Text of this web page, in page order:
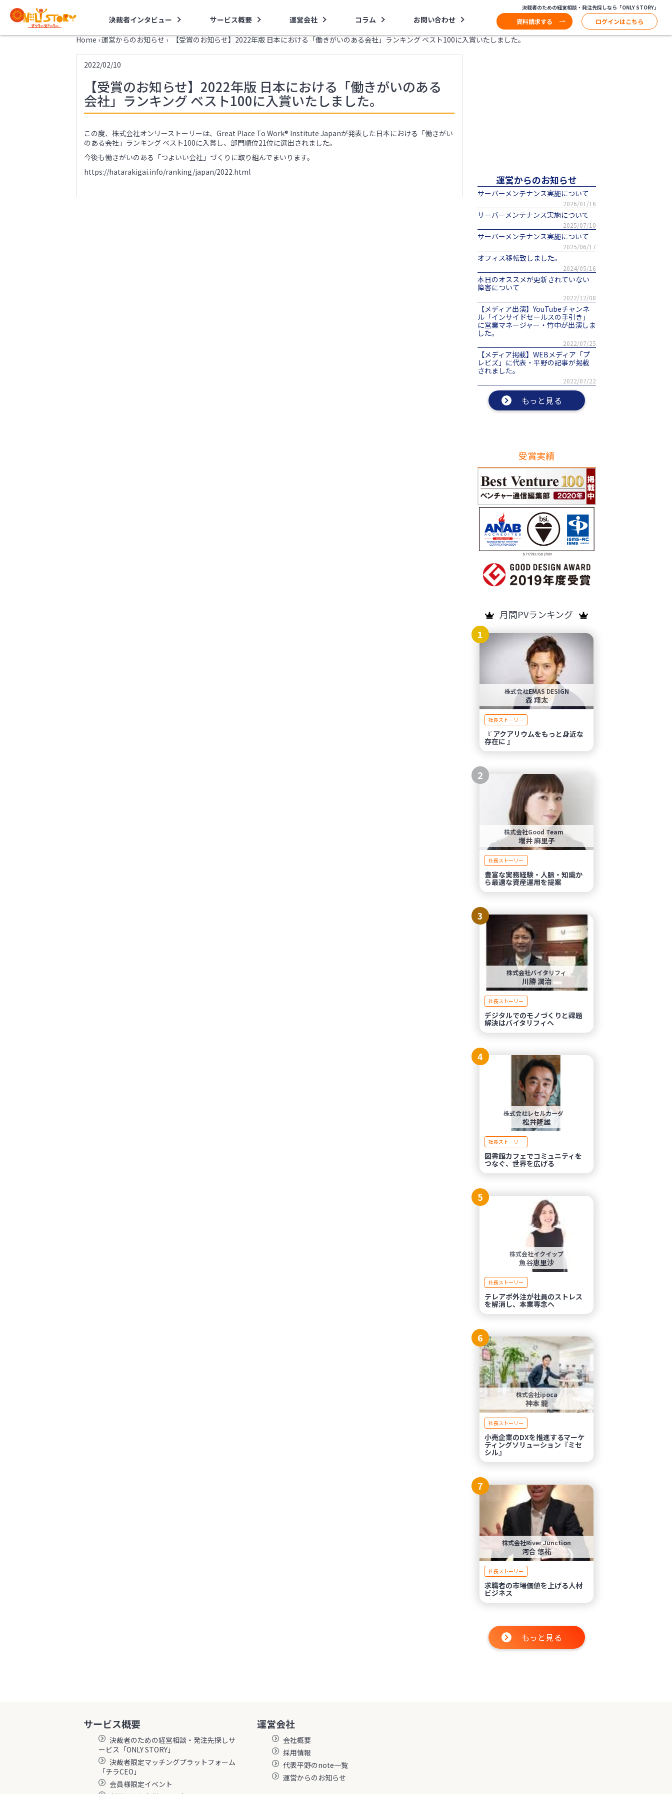
決裁者インタビュー サービス概要 運営会社 コラム お問い合わせ
決裁者のための経営相談・発注先探しなら「ONLY STORY」
資料請求する ログインはこちら
Home ›運営からのお知らせ › 【受賞のお知らせ】2022年版 日本における「働きがいのある会社」ランキング ベスト100に入賞いたしました。
2022/02/10
【受賞のお知らせ】2022年版 日本における「働きがいのある
会社」ランキング ベスト100に入賞いたしました。
この度、株式会社オンリーストーリーは、Great Place To Work® Institute Japanが発表した日本における「働きがい
のある会社」ランキング ベスト100に入賞し、部門順位21位に選出されました。
今後も働きがいのある「つよいい会社」づくりに取り組んでまいります。
https://hatarakigai.info/ranking/japan/2022.html
運営からのお知らせ
サーバーメンテナンス実施について
2026/01/16
サーバーメンテナンス実施について
2025/07/10
サーバーメンテナンス実施について
2025/06/17
オフィス移転致しました。
2024/05/16
本日のオススメが更新されていない
障害について
2022/12/08
【メディア出演】YouTubeチャンネ
ル「インサイドセールスの手引き」
に営業マネージャー・竹中が出演しま
した。
2022/07/25
【メディア掲載】WEBメディア「プ
レビズ」に代表・平野の記事が掲載
されました。
2022/07/22
もっと見る
受賞実績
月間PVランキング
1
株式会社EMAS DESIGN
森 翔太
社長ストーリー
『 アクアリウムをもっと身近な
存在に 』
2
株式会社Good Team
増井 麻里子
社長ストーリー
豊富な実務経験・人脈・知識か
ら最適な資産運用を提案
3
株式会社バイタリフィ
川勝 潤治
社長ストーリー
デジタルでのモノづくりと課題
解決はバイタリフィへ
4
株式会社レセルカーダ
松井隆雄
社長ストーリー
図書館カフェでコミュニティを
つなぐ、世界を広げる
5
株式会社イクイップ
魚谷恵里沙
社長ストーリー
テレアポ外注が社員のストレス
を解消し、本業専念へ
6
株式会社ipoca
神本 龍
社長ストーリー
小売企業のDXを推進するマーケ
ティングソリューション『ミセ
シル』
7
株式会社River Junction
河合 悠祐
社長ストーリー
求職者の市場価値を上げる人材
ビジネス
もっと見る
サービス概要
決裁者のための経営相談・発注先探しサ
ービス「ONLY STORY」
決裁者限定マッチングプラットフォーム
「チラCEO」
会員様限定イベント
運営会社
会社概要
採用情報
代表平野のnote一覧
運営からのお知らせ